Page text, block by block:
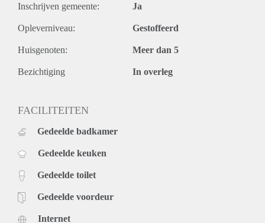
Inschrijven gemeente: Ja
Opleverniveau: Gestoffeerd
Huisgenoten: Meer dan 5
Bezichtiging In overleg
FACILITEITEN
Gedeelde badkamer
Gedeelde keuken
Gedeelde toilet
Gedeelde voordeur
Internet